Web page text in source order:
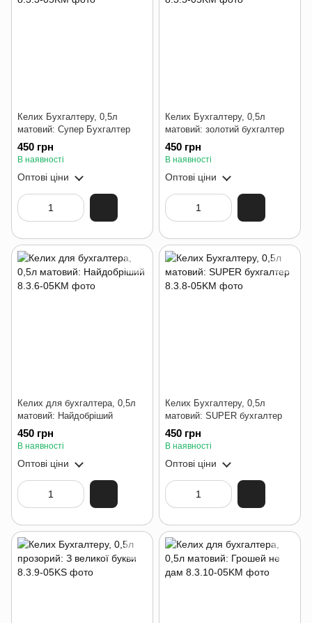
Келих Бухгалтеру, 0,5л
матовий: Супер Бухгалтер
450 грн
В наявності
Оптові ціни
Келих Бухгалтеру, 0,5л
матовий: золотий бухгалтер
450 грн
В наявності
Оптові ціни
Келих для бухгалтера, 0,5л
матовий: Найдобріший
450 грн
В наявності
Оптові ціни
Келих Бухгалтеру, 0,5л
матовий: SUPER бухгалтер
450 грн
В наявності
Оптові ціни